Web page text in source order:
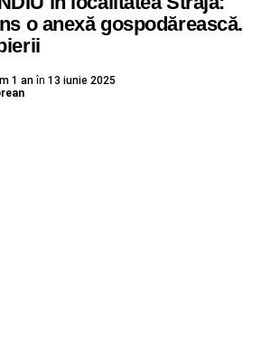
o anexă gospodărească.
1 an în 13 iunie 2025